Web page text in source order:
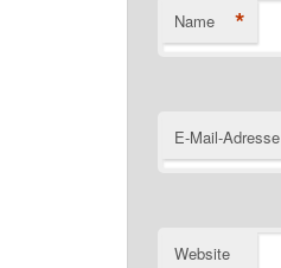
Name *
E-Mail-Adresse
Website